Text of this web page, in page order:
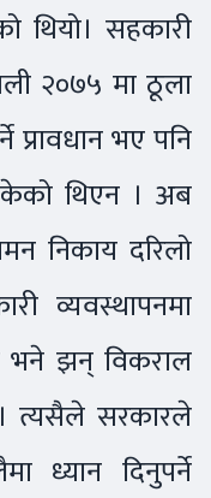
थियो। सहकारी
२०७५ मा ठूला
प्रावधान भए पनि
थिएन । अब
निकाय दरिलो
व्यवस्थापनमा
भने झन् विकराल
त्यसैले सरकारले
ध्यान दिनुपर्ने